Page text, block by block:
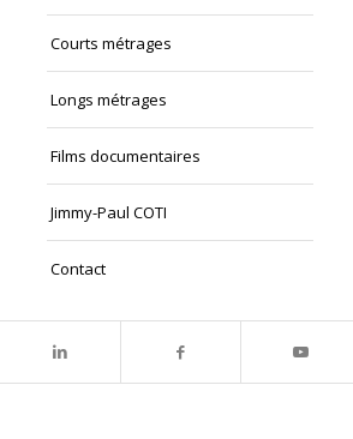
Courts métrages
Longs métrages
Films documentaires
Jimmy-Paul COTI
Contact